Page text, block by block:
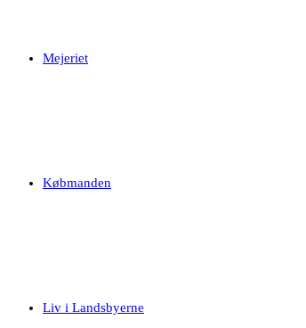
Mejeriet
Købmanden
Liv i Landsbyerne